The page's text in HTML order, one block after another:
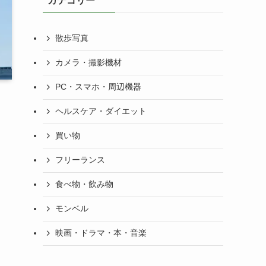
散歩写真
カメラ・撮影機材
PC・スマホ・周辺機器
ヘルスケア・ダイエット
買い物
フリーランス
食べ物・飲み物
モンベル
映画・ドラマ・本・音楽